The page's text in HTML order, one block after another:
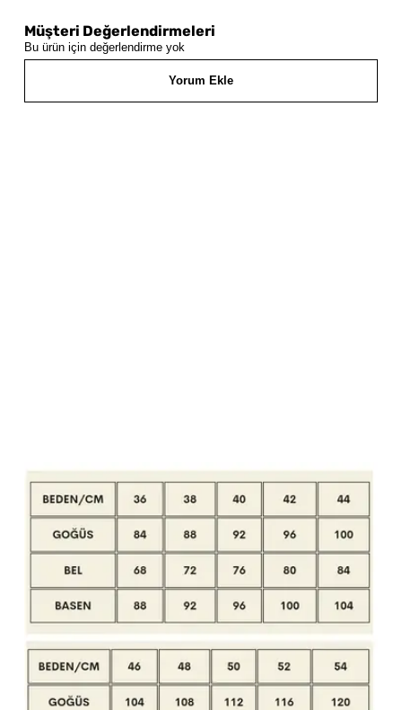
Müşteri Değerlendirmeleri
Bu ürün için değerlendirme yok
Yorum Ekle